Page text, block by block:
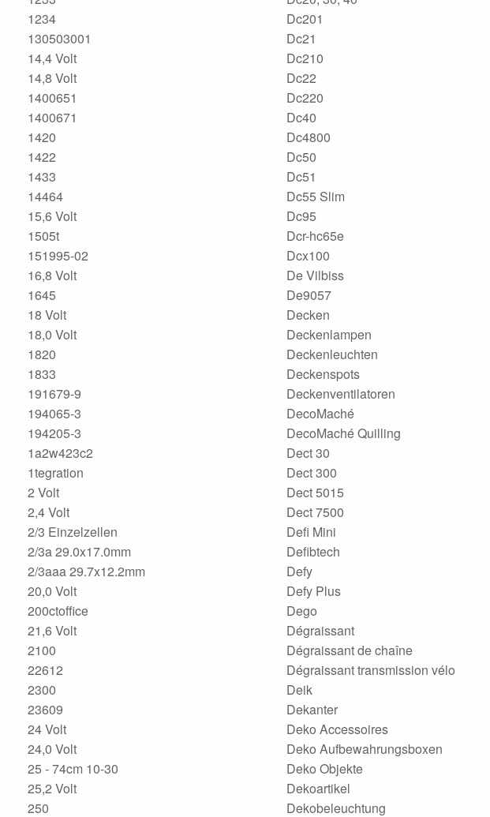
1234
130503001
14,4 Volt
14,8 Volt
1400651
1400671
1420
1422
1433
14464
15,6 Volt
1505t
151995-02
16,8 Volt
1645
18 Volt
18,0 Volt
1820
1833
191679-9
194065-3
194205-3
1a2w423c2
1tegration
2 Volt
2,4 Volt
2/3 Einzelzellen
2/3a 29.0x17.0mm
2/3aaa 29.7x12.2mm
20,0 Volt
200ctoffice
21,6 Volt
2100
22612
2300
23609
24 Volt
24,0 Volt
25 - 74cm 10-30
25,2 Volt
250
Dc201
Dc21
Dc210
Dc22
Dc220
Dc40
Dc4800
Dc50
Dc51
Dc55 Slim
Dc95
Dcr-hc65e
Dcx100
De Vilbiss
De9057
Decken
Deckenlampen
Deckenleuchten
Deckenspots
Deckenventilatoren
DecoMaché
DecoMaché Quilling
Dect 30
Dect 300
Dect 5015
Dect 7500
Defi Mini
Defibtech
Defy
Defy Plus
Dego
Dégraissant
Dégraissant de chaîne
Dégraissant transmission vélo
Deik
Dekanter
Deko Accessoires
Deko Aufbewahrungsboxen
Deko Objekte
Dekoartikel
Dekobeleuchtung